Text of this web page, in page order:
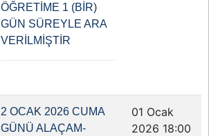
ÖĞRETİME 1 (BİR)
GÜN SÜREYLE ARA
VERİLMİŞTİR
2 OCAK 2026 CUMA
GÜNÜ ALAÇAM-
01 Ocak
2026 18:00